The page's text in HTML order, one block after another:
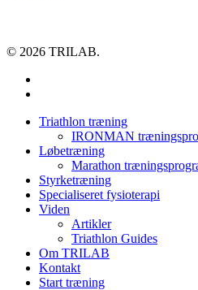
© 2026 TRILAB.
Close
Triathlon træning
IRONMAN
Løbetræning
Marathon
Styrketræning
Specialiseret fysioterapi
Viden
Artikler
Triathlon Guides
Om TRILAB
Kontakt
Start træning